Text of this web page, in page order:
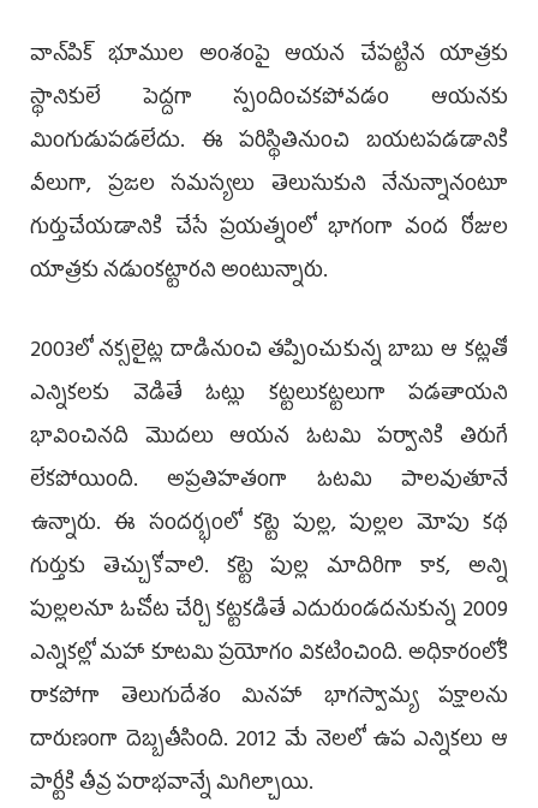
వాన్‌పిక్ భూముల అంశంపై ఆయన చేపట్టిన యాత్రకు
స్థానికులే పెద్దగా స్పందించకపోవడం ఆయనకు
మింగుడుపడలేదు. ఈ పరిస్థితినుంచి బయటపడడానికి
వీలుగా, ప్రజల సమస్యలు తెలుసుకుని నేనున్నానంటూ
గుర్తుచేయడానికి చేసే ప్రయత్నంలో భాగంగా వంద రోజుల
యాత్రకు నడుంకట్టారని అంటున్నారు.
2003లో నక్సలైట్ల దాడినుంచి తప్పించుకున్న బాబు ఆ కట్లతో
ఎన్నికలకు వెడితే ఓట్లు కట్టలుకట్టలుగా పడతాయని
భావించినది మొదలు ఆయన ఓటమి పర్వానికి తిరుగే
లేకపోయింది. అప్రతిహతంగా ఓటమి పాలవుతూనే
ఉన్నారు. ఈ సందర్భంలో కట్టె పుల్ల, పుల్లల మోపు కథ
గుర్తుకు తెచ్చుకోవాలి. కట్టె పుల్ల మాదిరిగా కాక, అన్ని
పుల్లలనూ ఓచోట చేర్చి కట్టకడితే ఎదురుండదనుకున్న 2009
ఎన్నికల్లో మహా కూటమి ప్రయోగం వికటించింది. అధికారంలోకి
రాకపోగా తెలుగుదేశం మినహా భాగస్వామ్య పక్షాలను
దారుణంగా దెబ్బతీసింది. 2012 మే నెలలో ఉప ఎన్నికలు ఆ
పార్టీకి తీవ్ర పరాభవాన్నే మిగిల్చాయి.